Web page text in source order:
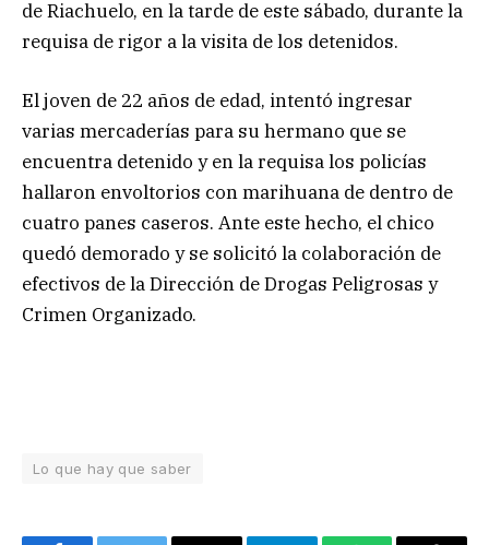
de Riachuelo, en la tarde de este sábado, durante la
requisa de rigor a la visita de los detenidos.
El joven de 22 años de edad, intentó ingresar
varias mercaderías para su hermano que se
encuentra detenido y en la requisa los policías
hallaron envoltorios con marihuana de dentro de
cuatro panes caseros. Ante este hecho, el chico
quedó demorado y se solicitó la colaboración de
efectivos de la Dirección de Drogas Peligrosas y
Crimen Organizado.
Lo que hay que saber